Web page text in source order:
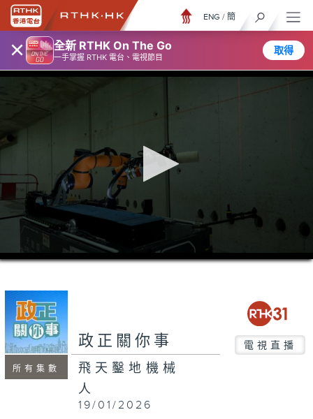
× 全新 RTHK On The Go
一手掌握 RTHK 電台、電視節目
取得
ENG / 簡
0
seconds
minutes,
seconds
所有集數
政正關你事 電視直播
飛天鑿地機械
人
19/01/2026